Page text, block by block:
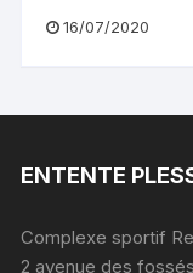
16/07/2020
ENTENTE
Complexe sportif
2 avenue des fossés